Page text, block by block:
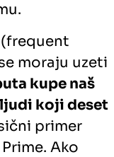
moraju uzeti
kupe naš
koji deset
primer
Ako